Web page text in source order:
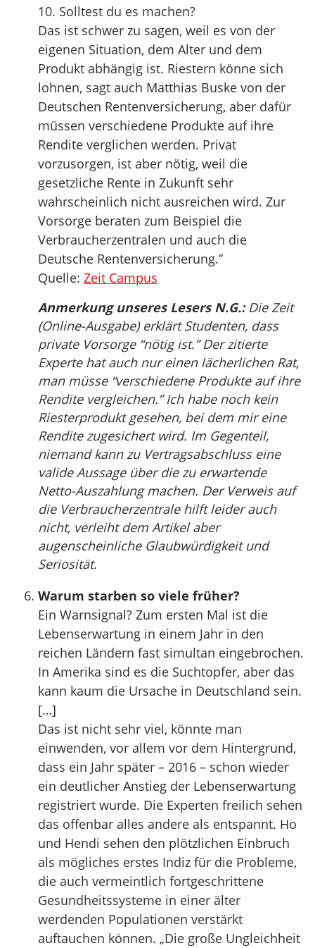
10. Solltest du es machen?
Das ist schwer zu sagen, weil es von der
eigenen Situation, dem Alter und dem
Produkt abhängig ist. Riestern könne sich
lohnen, sagt auch Matthias Buske von der
Deutschen Rentenversicherung, aber dafür
müssen verschiedene Produkte auf ihre
Rendite verglichen werden. Privat
vorzusorgen, ist aber nötig, weil die
gesetzliche Rente in Zukunft sehr
wahrscheinlich nicht ausreichen wird. Zur
Vorsorge beraten zum Beispiel die
Verbraucherzentralen und auch die
Deutsche Rentenversicherung.”
Quelle: Zeit Campus
Anmerkung unseres Lesers N.G.:Die Zeit
(Online-Ausgabe) erklärt Studenten, dass
private Vorsorge “nötig ist.” Der zitierte
Experte hat auch nur einen lächerlichen Rat,
man müsse “verschiedene Produkte auf ihre
Rendite vergleichen.” Ich habe noch kein
Riesterprodukt gesehen, bei dem mir eine
Rendite zugesichert wird. Im Gegenteil,
niemand kann zu Vertragsabschluss eine
valide Aussage über die zu erwartende
Netto-Auszahlung machen. Der Verweis auf
die Verbraucherzentrale hilft leider auch
nicht, verleiht dem Artikel aber
augenscheinliche Glaubwürdigkeit und
Seriosität.
Warum starben so viele früher?
Ein Warnsignal? Zum ersten Mal ist die
Lebenserwartung in einem Jahr in den
reichen Ländern fast simultan eingebrochen.
In Amerika sind es die Suchtopfer, aber das
kann kaum die Ursache in Deutschland sein.
[…]
Das ist nicht sehr viel, könnte man
einwenden, vor allem vor dem Hintergrund,
dass ein Jahr später – 2016 – schon wieder
ein deutlicher Anstieg der Lebenserwartung
registriert wurde. Die Experten freilich sehen
das offenbar alles andere als entspannt. Ho
und Hendi sehen den plötzlichen Einbruch
als mögliches erstes Indiz für die Probleme,
die auch vermeintlich fortgeschrittene
Gesundheitssysteme in einer älter
werdenden Populationen verstärkt
auftauchen können. „Die große Ungleichheit